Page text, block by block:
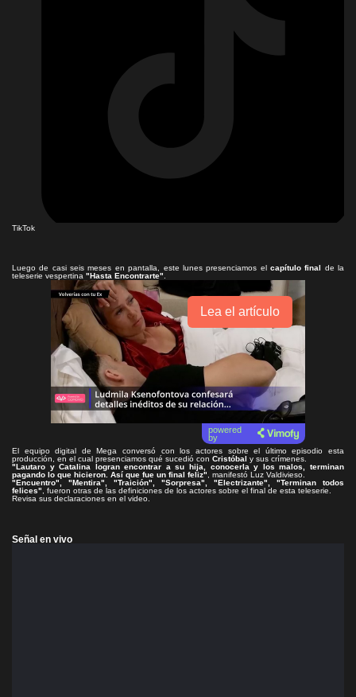
TikTok
Luego de casi seis meses en pantalla, este lunes presenciamos el capítulo final de la
teleserie vespertina "Hasta Encontrarte"
Lea el artículo
powered
by
El equipo digital de Mega conversó con los actores sobre el último episodio esta
producción, en el cual presenciamos qué sucedió con Cristóbal y sus crímenes.
"Lautaro y Catalina logran encontrar a su hija, conocerla y los malos, terminan
pagando lo que hicieron. Así que fue un final feliz" , manifestó Luz Valdivieso.
"Encuentro", "Mentira", "Traición", "Sorpresa", "Electrizante", "Terminan todos
felices" , fueron otras de las definiciones de los actores sobre el final de esta teleserie.
Revisa sus declaraciones en el video.
Señal en vivo